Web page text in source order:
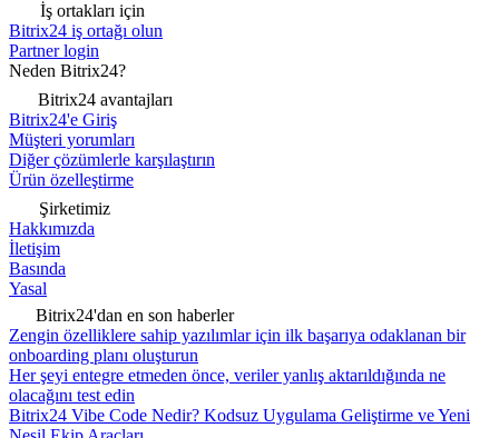
İş ortakları için
Bitrix24 iş ortağı olun
Partner login
Neden Bitrix24?
Bitrix24 avantajları
Bitrix24'e Giriş
Müşteri yorumları
Diğer çözümlerle karşılaştırın
Ürün özelleştirme
Şirketimiz
Hakkımızda
İletişim
Basında
Yasal
Bitrix24'dan en son haberler
Zengin özelliklere sahip yazılımlar için ilk başarıya odaklanan bir
onboarding planı oluşturun
Her şeyi entegre etmeden önce, veriler yanlış aktarıldığında ne
olacağını test edin
Bitrix24 Vibe Code Nedir? Kodsuz Uygulama Geliştirme ve Yeni